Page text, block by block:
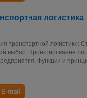
логистика
транспортной логистики:
выбор. Проектирование
Функции и
mail